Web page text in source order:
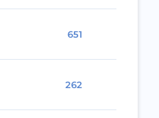
651
262